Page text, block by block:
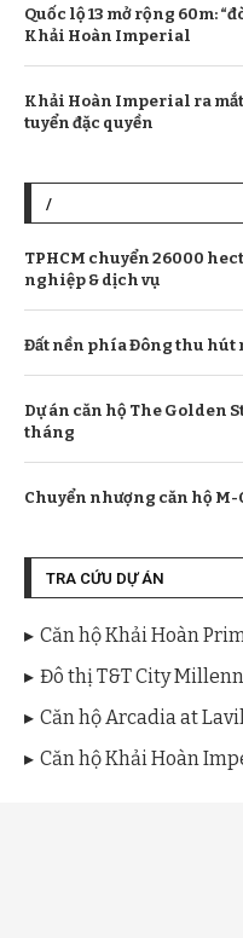
Quốc lộ 13 mở rộng 60m:
Khải Hoàn Imperial
Khải Hoàn Imperial ra
tuyển đặc quyền
/
TPHCM chuyển 26000
nghiệp & dịch vụ
Đất nền phía Đông thu hút
Dự án căn hộ The Golden
tháng
Chuyển nhượng căn hộ M-
TRA CỨU DỰ ÁN
Căn hộ Khải Hoàn
Đô thị T&T City
Căn hộ Arcadia at
Căn hộ Khải Hoàn